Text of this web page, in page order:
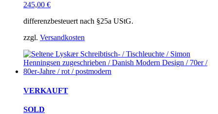
245,00 €
differenzbesteuert nach §25a UStG.
zzgl. Versandkosten
VERKAUFT
SOLD